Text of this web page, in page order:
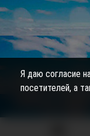
Я даю согласие
посетителей, а